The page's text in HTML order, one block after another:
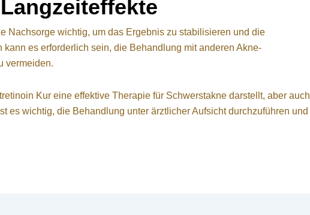
Nachsorge wichtig, um das Ergebnis zu stabilisieren und die
es erforderlich sein, die Behandlung mit anderen Akne-
vermeiden.
Kur eine effektive Therapie für Schwerstakne darstellt, aber auch
es wichtig, die Behandlung unter ärztlicher Aufsicht durchzuführen und